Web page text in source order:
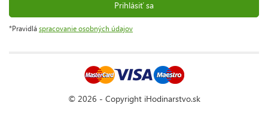
Prihlásiť sa
*Pravidlá spracovanie osobných údajov
© 2026 - Copyright iHodinarstvo.sk